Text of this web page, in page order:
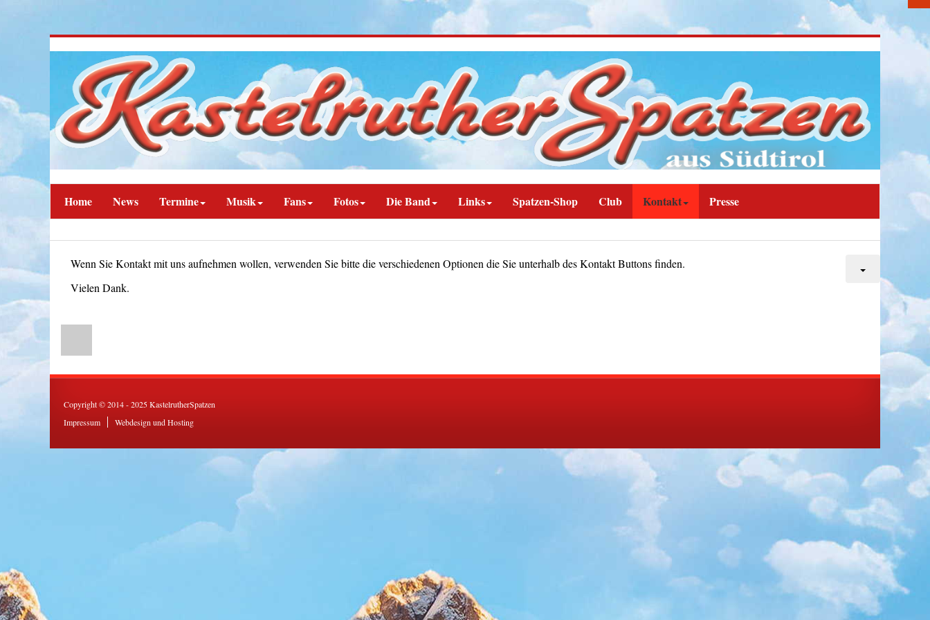
Home News Termine Musik Fans Fotos Die Band Links Spatzen-Shop Club Kontakt Presse
Wenn Sie Kontakt mit uns aufnehmen wollen, verwenden Sie bitte die verschiedenen Optionen die Sie unterhalb des Kontakt Buttons finden.
Vielen Dank.
Copyright © 2014 - 2025 KastelrutherSpatzen
Impressum
Webdesign und Hosting